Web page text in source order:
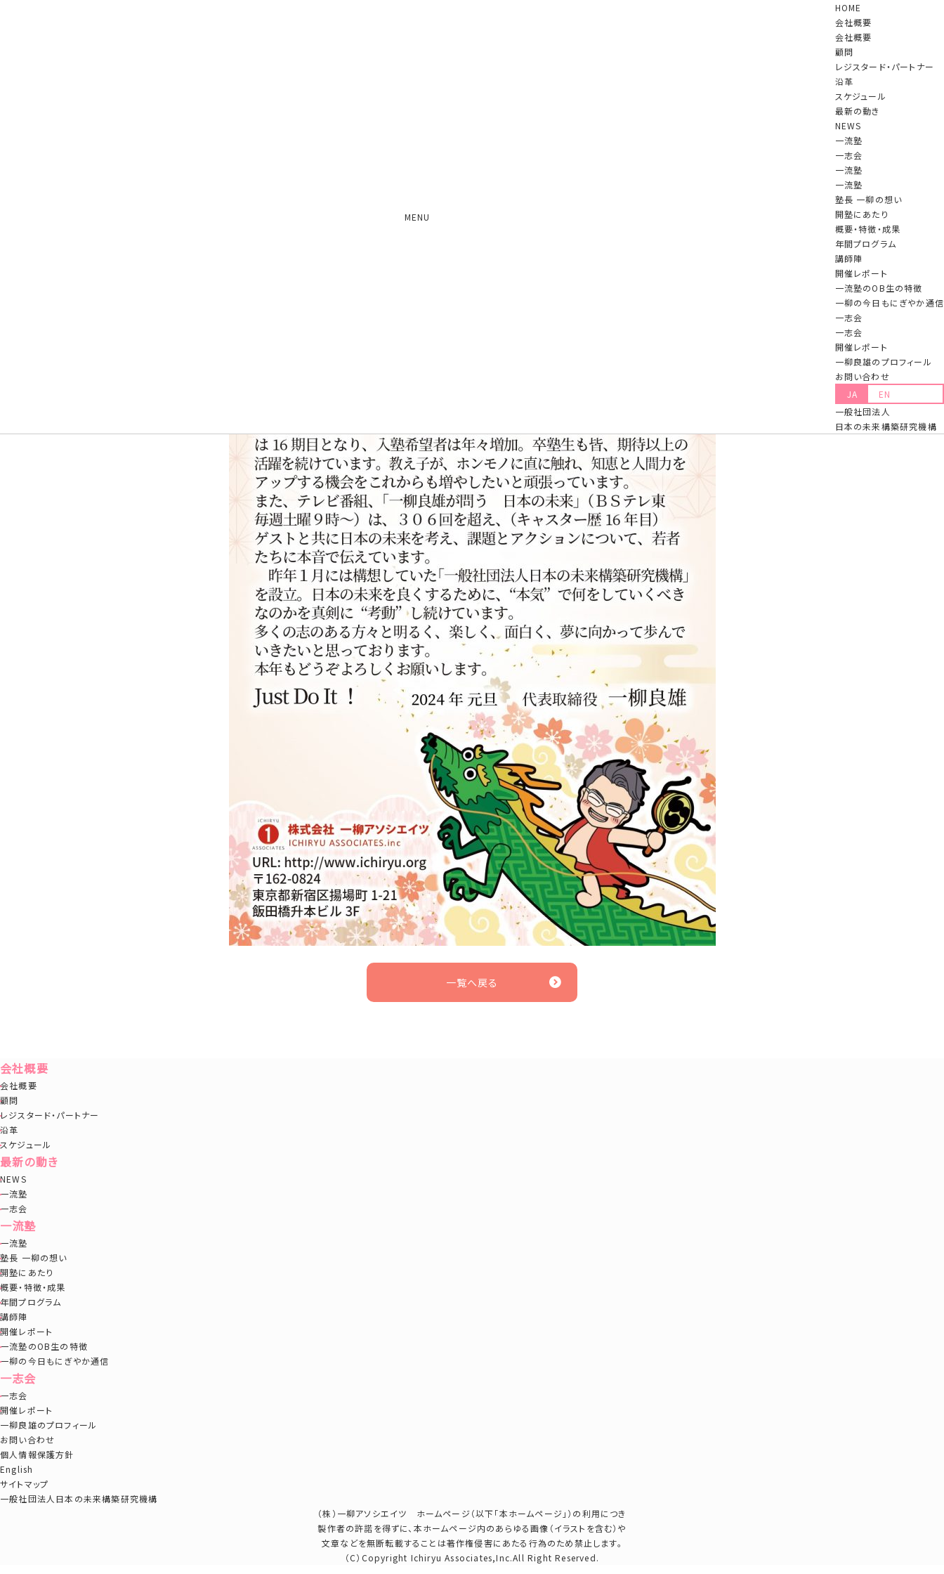
MENU
HOME
会社概要
会社概要
顧問
レジスタード・パートナー
沿革
スケジュール
最新の動き
NEWS
一流塾
一志会
一流塾
一流塾
塾長 一柳の想い
開塾にあたり
概要・特徴・成果
年間プログラム
講師陣
開催レポート
一流塾のOB生の特徴
一柳の今日もにぎやか通信
一志会
一志会
開催レポート
一柳良雄のプロフィール
お問い合わせ
JA
EN
一般社団法人
日本の未来構築研究機構
2024.01.01 更新
一覧へ戻る
会社概要
会社概要
顧問
レジスタード・パートナー
沿革
スケジュール
最新の動き
NEWS
一流塾
一志会
一流塾
一流塾
塾長 一柳の想い
開塾にあたり
概要・特徴・成果
年間プログラム
講師陣
開催レポート
一流塾のOB生の特徴
一柳の今日もにぎやか通信
一志会
一志会
開催レポート
一柳良雄のプロフィール
お問い合わせ
個人情報保護方針
English
サイトマップ
一般社団法人日本の未来構築研究機構
（株）一柳アソシエイツ ホームページ（以下「本ホームページ」）の利用につき
製作者の許諾を得ずに、本ホームページ内のあらゆる画像（イラストを含む）や
文章などを無断転載することは著作権侵害にあたる行為のため禁止します。
（C）Copyright Ichiryu Associates,Inc.All Right Reserved.